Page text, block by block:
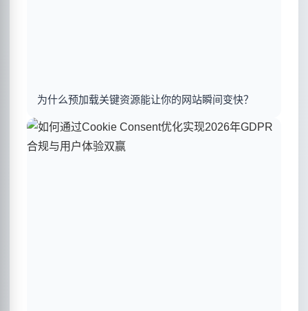
为什么预加载关键资源能让你的网站瞬间变快？